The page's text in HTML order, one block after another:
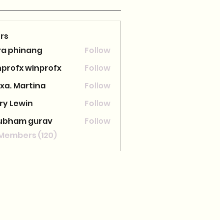
phinang
Follow
winprofx
Follow
Martina
Follow
Lewin
Follow
gurav
Follow
(120)